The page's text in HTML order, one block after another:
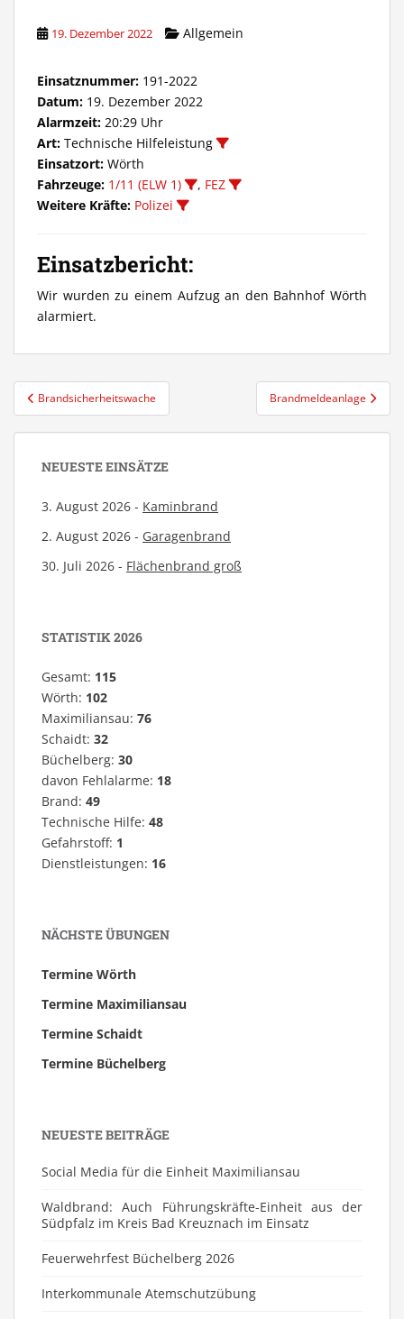
19. Dezember 2022 Allgemein
Einsatznummer: 191-2022
Datum: 19. Dezember 2022
Alarmzeit: 20:29 Uhr
Art: Technische Hilfeleistung
Einsatzort: Wörth
Fahrzeuge: 1/11 (ELW 1) , FEZ
Weitere Kräfte: Polizei
Einsatzbericht:
Wir wurden zu einem Aufzug an den Bahnhof Wörth
alarmiert.
Beitragsnavigation
Brandsicherheitswache Brandmeldeanlage
NEUESTE EINSÄTZE
3. August 2026 - Kaminbrand
2. August 2026 - Garagenbrand
30. Juli 2026 - Flächenbrand groß
STATISTIK 2026
Gesamt: 115
Wörth: 102
Maximiliansau: 76
Schaidt: 32
Büchelberg: 30
davon Fehlalarme: 18
Brand: 49
Technische Hilfe: 48
Gefahrstoff: 1
Dienstleistungen: 16
NÄCHSTE ÜBUNGEN
Termine Wörth
Termine Maximiliansau
Termine Schaidt
Termine Büchelberg
NEUESTE BEITRÄGE
Social Media für die Einheit Maximiliansau
Waldbrand: Auch Führungskräfte-Einheit aus der
Südpfalz im Kreis Bad Kreuznach im Einsatz
Feuerwehrfest Büchelberg 2026
⁠Interkommunale Atemschutzübung